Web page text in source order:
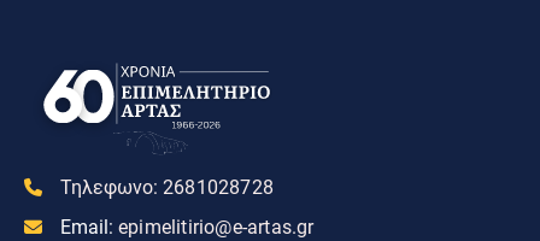
Τηλεφωνο: 2681028728
Email: epimelitirio@e-artas.gr